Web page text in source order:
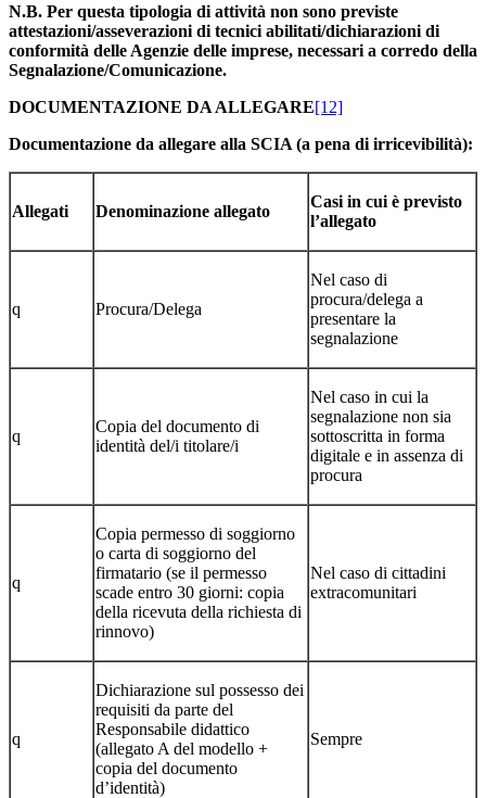
N.B. Per questa tipologia di attività non sono previste
attestazioni/asseverazioni di tecnici abilitati/dichiarazioni di
conformità delle Agenzie delle imprese, necessari a corredo della
Segnalazione/Comunicazione.
DOCUMENTAZIONE DA ALLEGARE[12]
Documentazione da allegare alla SCIA (a pena di irricevibilità):
Allegati Denominazione allegato
Casi in cui è previsto
l’allegato
q Procura/Delega
Nel caso di
procura/delega a
presentare la
segnalazione
q
Copia del documento di
identità del/i titolare/i
Nel caso in cui la
segnalazione non sia
sottoscritta in forma
digitale e in assenza di
procura
q
Copia permesso di soggiorno
o carta di soggiorno del
firmatario (se il permesso
scade entro 30 giorni: copia
della ricevuta della richiesta di
rinnovo)
Nel caso di cittadini
extracomunitari
q
Dichiarazione sul possesso dei
requisiti da parte del
Responsabile didattico
(allegato A del modello +
copia del documento
d’identità)
Sempre